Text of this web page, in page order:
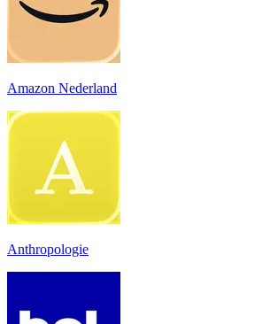
Amazon Nederland
Anthropologie